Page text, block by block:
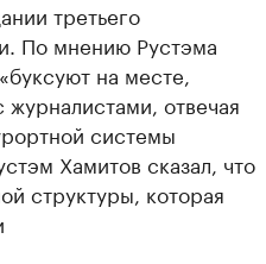
третьего
По мнению Рустэма
на месте,
журналистами, отвечая
системы
Хамитов сказал, что
структуры, которая